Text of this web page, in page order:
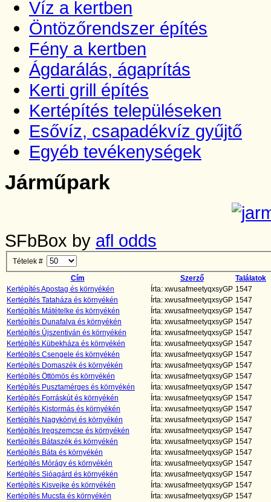
Víz a kertben
Öntözőrendszer építés
Fény a kertben
Ágdarálás, ágaprítás
Kerti grill építés
Kertépítés településeken
Esővíz, csapadékvíz gyűjtő
Egyéb tevékenységek
Járműpark
SFbBox by afl odds
Tételek #
Cím Szerző
Találatok
Kertépítés Apostag és környékén
Írta: xwusafmeetyqxsyGP 1547
Kertépítés Tataháza és környékén
Írta: xwusafmeetyqxsyGP 1547
Kertépítés Mátételke és környékén
Írta: xwusafmeetyqxsyGP 1547
Kertépítés Dunafalva és környékén
Írta: xwusafmeetyqxsyGP 1547
Kertépítés Újszentiván és környékén
Írta: xwusafmeetyqxsyGP 1547
Kertépítés Kübekháza és környékén
Írta: xwusafmeetyqxsyGP 1547
Kertépítés Csengele és környékén
Írta: xwusafmeetyqxsyGP 1547
Kertépítés Domaszék és környékén
Írta: xwusafmeetyqxsyGP 1547
Kertépítés Öttömös és környékén
Írta: xwusafmeetyqxsyGP 1547
Kertépítés Pusztamérges és környékén
Írta: xwusafmeetyqxsyGP 1547
Kertépítés Forráskút és környékén
Írta: xwusafmeetyqxsyGP 1547
Kertépítés Kistormás és környékén
Írta: xwusafmeetyqxsyGP 1547
Kertépítés Nagykónyi és környékén
Írta: xwusafmeetyqxsyGP 1547
Kertépítés Iregszemcse és környékén
Írta: xwusafmeetyqxsyGP 1547
Kertépítés Bátaszék és környékén
Írta: xwusafmeetyqxsyGP 1547
Kertépítés Báta és környékén
Írta: xwusafmeetyqxsyGP 1547
Kertépítés Mórágy és környékén
Írta: xwusafmeetyqxsyGP 1547
Kertépítés Sióagárd és környékén
Írta: xwusafmeetyqxsyGP 1547
Kertépítés Kisvejke és környékén
Írta: xwusafmeetyqxsyGP 1547
Kertépítés Mucsfa és környékén
Írta: xwusafmeetyqxsyGP 1547